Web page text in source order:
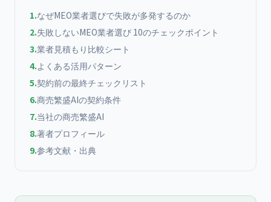
1.なぜMEO業者選びで失敗が多発するのか
2.失敗しないMEO業者選び 10のチェックポイント
3.業者見積もり比較シート
4.よくある活用パターン
5.契約前の最終チェックリスト
6.商売繁盛AIの契約条件
7.当社の商売繁盛AI
8.著者プロフィール
9.参考文献・出典